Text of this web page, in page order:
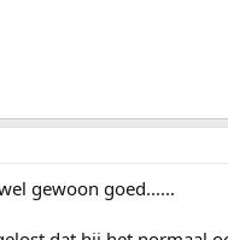
gewoon goed......